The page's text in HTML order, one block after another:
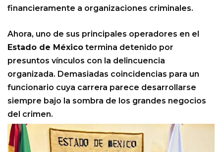
financieramente a organizaciones criminales.
Ahora, uno de sus principales operadores en el
Estado de México termina detenido por
presuntos vínculos con la delincuencia
organizada. Demasiadas coincidencias para un
funcionario cuya carrera parece desarrollarse
siempre bajo la sombra de los grandes negocios
del crimen.